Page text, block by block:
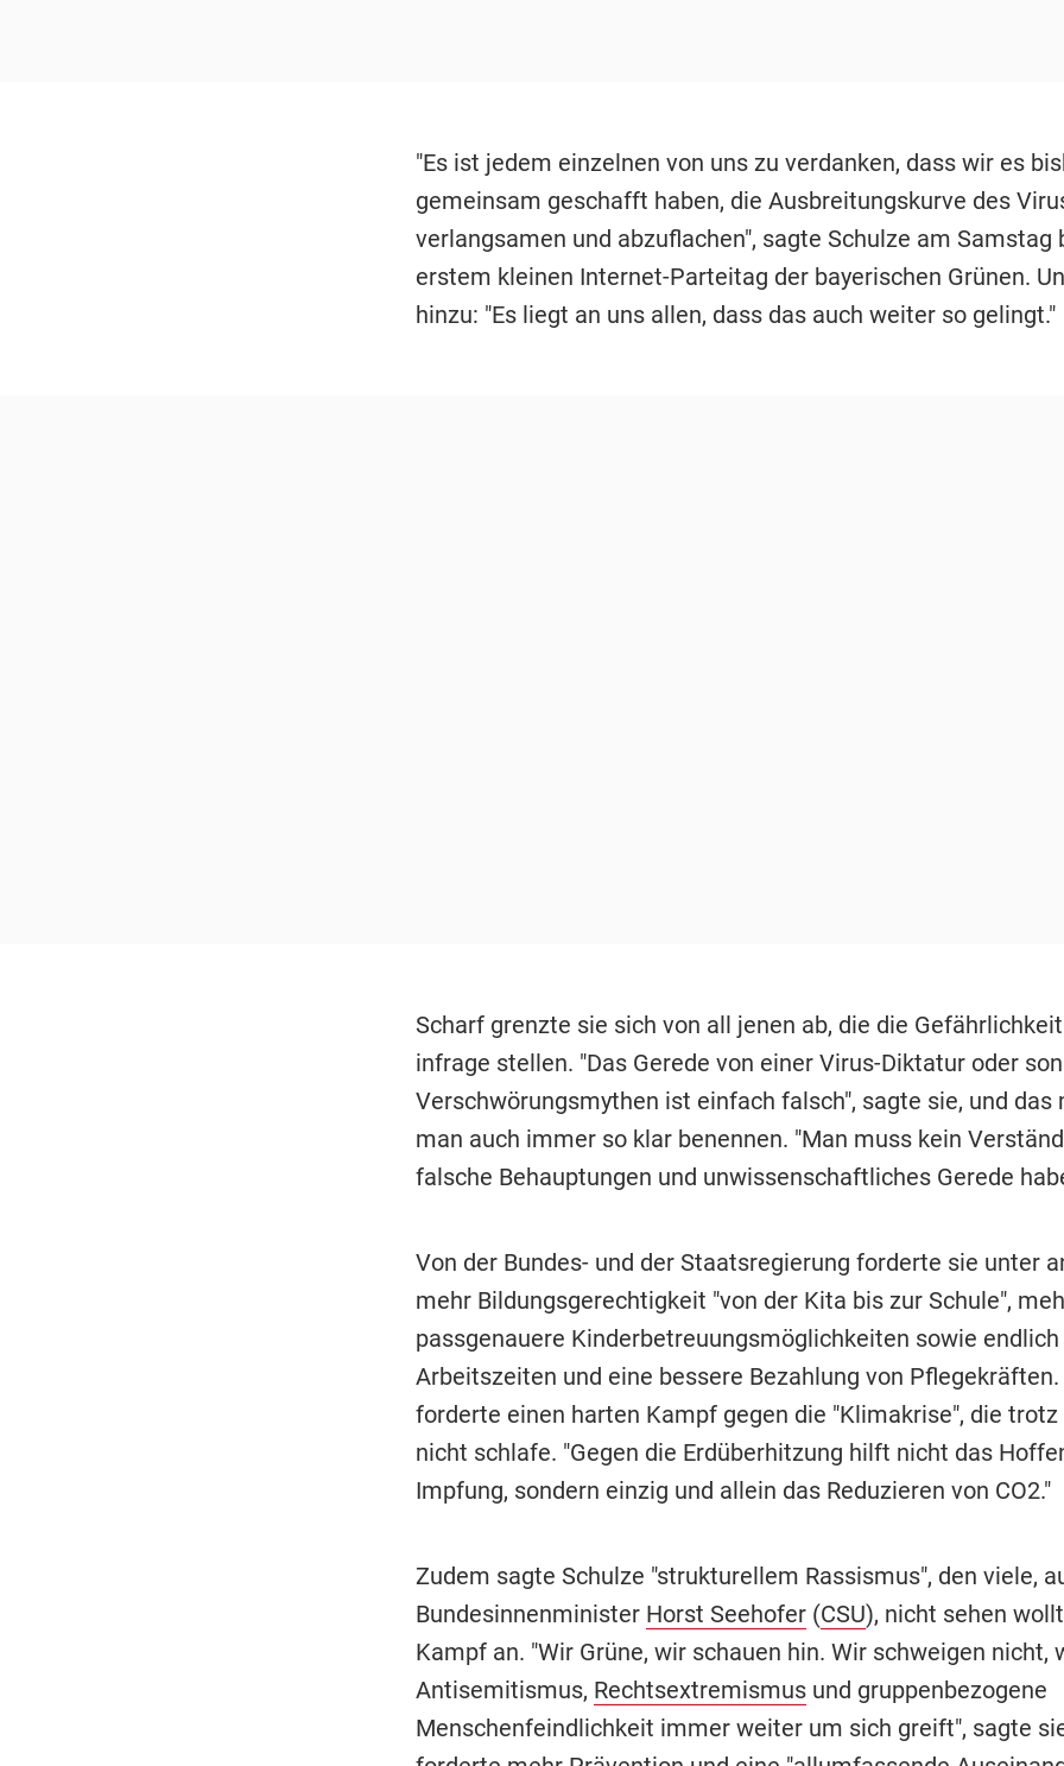
"Es ist jedem einzelnen von uns zu verdanken, dass wir es
gemeinsam geschafft haben, die Ausbreitungskurve des
verlangsamen und abzuflachen", sagte Schulze am Samstag
erstem kleinen Internet-Parteitag der bayerischen Grünen.
hinzu: "Es liegt an uns allen, dass das auch weiter so gelingt."
Scharf grenzte sie sich von all jenen ab, die die
infrage stellen. "Das Gerede von einer Virus-Diktatur oder
Verschwörungsmythen ist einfach falsch", sagte sie, und das
man auch immer so klar benennen. "Man muss kein
falsche Behauptungen und unwissenschaftliches Gerede
Von der Bundes- und der Staatsregierung forderte sie unter
mehr Bildungsgerechtigkeit "von der Kita bis zur Schule",
passgenauere Kinderbetreuungsmöglichkeiten sowie
Arbeitszeiten und eine bessere Bezahlung von Pflegekräften.
forderte einen harten Kampf gegen die "Klimakrise", die trotz
nicht schlafe. "Gegen die Erdüberhitzung hilft nicht das
Impfung, sondern einzig und allein das Reduzieren von CO2."
Zudem sagte Schulze "strukturellem Rassismus", den viele,
Bundesinnenminister Horst Seehofer(CSU), nicht sehen
Kampf an. "Wir Grüne, wir schauen hin. Wir schweigen nicht,
Antisemitismus, Rechtsextremismusund gruppenbezogene
Menschenfeindlichkeit immer weiter um sich greift", sagte